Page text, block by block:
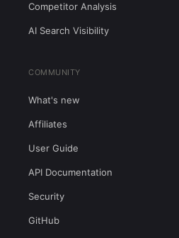
Competitor Analysis
AI Search Visibility
COMMUNITY
What's new
Affiliates
User Guide
API Documentation
Security
GitHub